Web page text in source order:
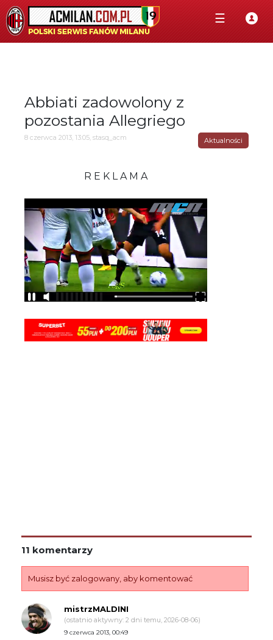
☰
Abbiati zadowolony z
pozostania Allegriego
8 czerwca 2013, 13:05, stasq_acm Aktualności
R E K L A M A
11 komentarzy
Musisz być zalogowany, aby komentować
mistrzMALDINI
(ostatnio aktywny: 2 dni temu, 2026-08-06)
9 czerwca 2013, 00:49